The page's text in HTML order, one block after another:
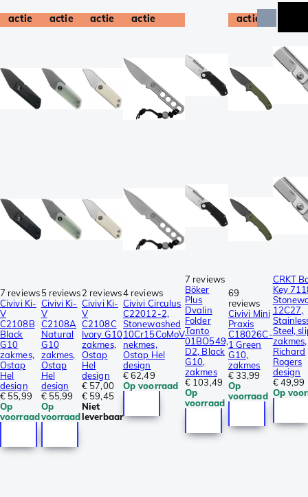
actie
7 reviews
Civivi Ki-
V
C2108B
Black
G10
zakmes,
Ostap
Hel
design
€ 55,99
Op
voorraad
actie
5 reviews
Civivi Ki-
V
C2108A
Natural
G10
zakmes,
Ostap
Hel
design
€ 55,99
Op
voorraad
actie
2 reviews
Civivi Ki-
V
C2108C
Ivory G10
zakmes,
Ostap
Hel
design
€ 57,00
€ 59,45
Niet
leverbaar
actie
4 reviews
Civivi Circulus
C22012-2,
Stonewashed
10Cr15CoMoV
nekmes,
Ostap Hel
design
€ 62,49
Op voorraad
7 reviews
Böker
Plus
Dvalin
Folder
Tanto
01BO549,
D2, Black
G10,
zakmes
€ 103,49
Op
voorraad
actie
69
reviews
Civivi Mini
Praxis
C18026C-
1 Green
G10,
zakmes
€ 33,99
Op
voorraad
CRKT
Key
12C27,
Steel,
zakmes,
Richard
Rogers
design
€ 49,99
Op